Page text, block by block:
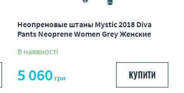
Неопреновые штаны Mystic 2018 Diva
Pants Neoprene Women Grey Женские
В наявності
5 060 грн КУПИТИ